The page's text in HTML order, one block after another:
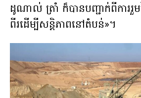
ដូណាល់ ត្រាំ ក៏បានបញ្ជាក់ពីការរួមដ
ពីរដើម្បីសន្តិភាពនៅតំបន់»។